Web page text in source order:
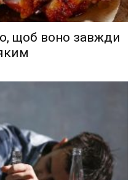
щоб воно завжди